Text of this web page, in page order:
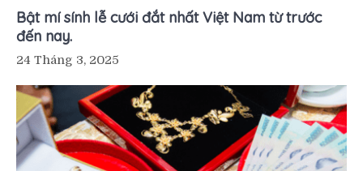
Bật mí sính lễ cưới đắt nhất Việt Nam từ trước
đến nay.
24 Tháng 3, 2025